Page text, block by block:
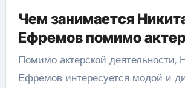
Чем занимается
Ефремов помимо
Помимо актерской деятельности,
Ефремов интересуется модой и